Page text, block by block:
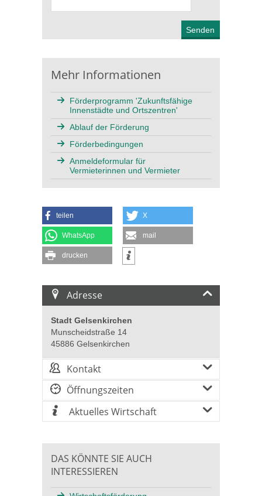
Mehr Informationen
Förderprogramm 'Zukunftsfähige
Innenstädte und Ortszentren'
Ablauf der Förderung
Förderbedingungen
Anmeldeformular für
Vermieterinnen und Vermieter
teilen X
WhatsApp mail
drucken
Adresse
Stadt Gelsenkirchen
Munscheidstraße 14
45886 Gelsenkirchen
Kontakt
Öffnungszeiten
Aktuelles Wirtschaft
DAS KÖNNTE SIE AUCH
INTERESSIEREN